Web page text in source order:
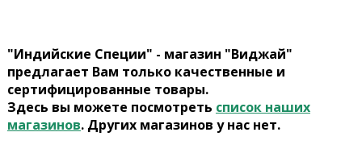
"Индийские Специи" - магазин "Виджай"
предлагает Вам только качественные и
сертифицированные товары.
Здесь вы можете посмотреть список наших
магазинов. Других магазинов у нас нет.